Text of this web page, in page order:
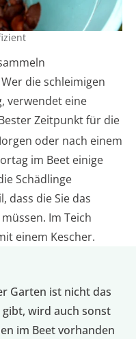
die schleimigen
verwendet eine
Zeitpunkt für die
oder nach einem
im Beet einige
Schädlinge
dass die Sie das
Im Teich
einem Kescher.
Garten ist nicht das
gibt, wird auch sonst
im Beet vorhanden